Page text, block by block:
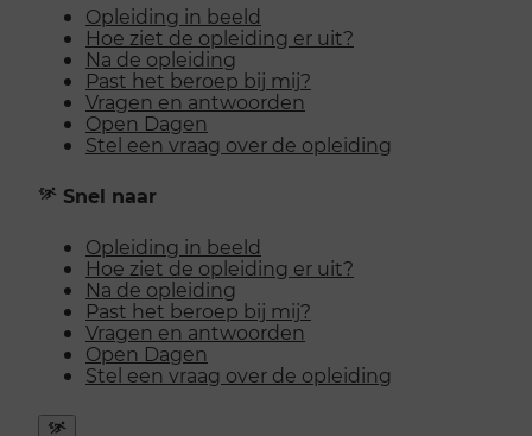
Opleiding in beeld
Hoe ziet de opleiding er uit?
Na de opleiding
Past het beroep bij mij?
Vragen en antwoorden
Open Dagen
Stel een vraag over de opleiding
Snel naar
Opleiding in beeld
Hoe ziet de opleiding er uit?
Na de opleiding
Past het beroep bij mij?
Vragen en antwoorden
Open Dagen
Stel een vraag over de opleiding